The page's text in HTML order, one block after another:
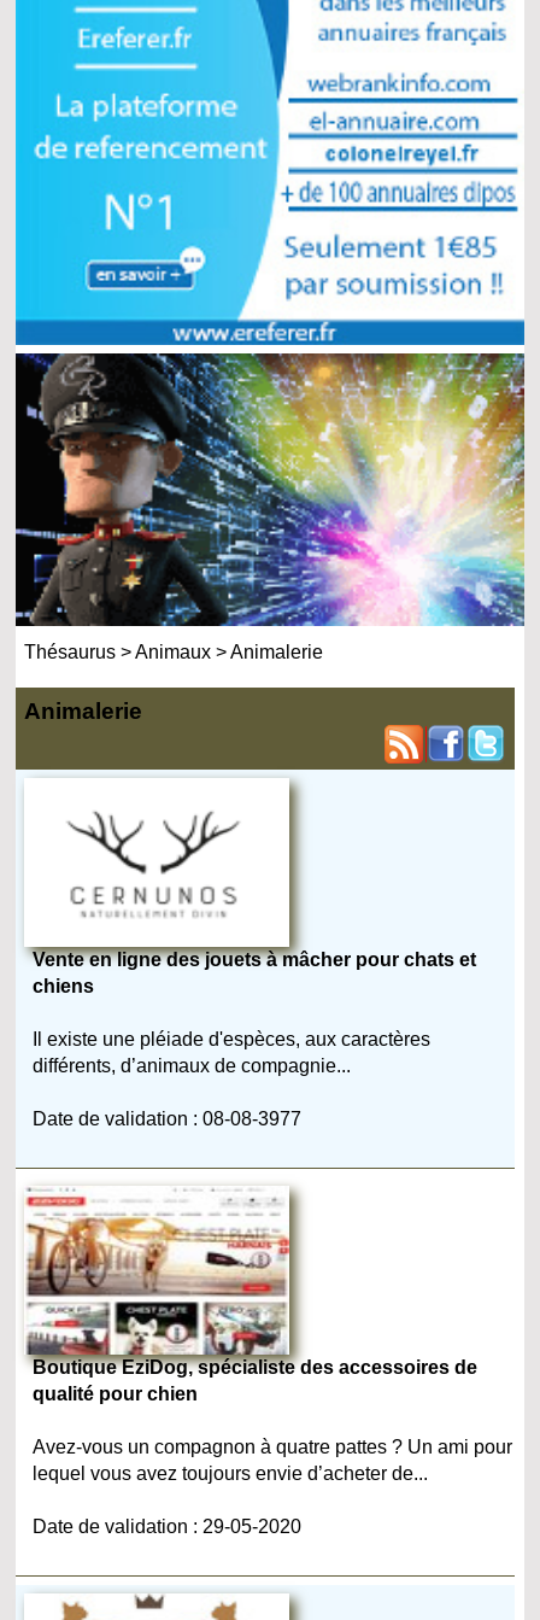
Thésaurus >Animaux>Animalerie
Animalerie
Vente en ligne des jouets à mâcher pour chats et
chiens
Il existe une pléiade d'espèces, aux caractères
différents, d’animaux de compagnie...
Date de validation : 08-08-3977
Boutique EziDog, spécialiste des accessoires de
qualité pour chien
Avez-vous un compagnon à quatre pattes ? Un ami pour
lequel vous avez toujours envie d’acheter de...
Date de validation : 29-05-2020